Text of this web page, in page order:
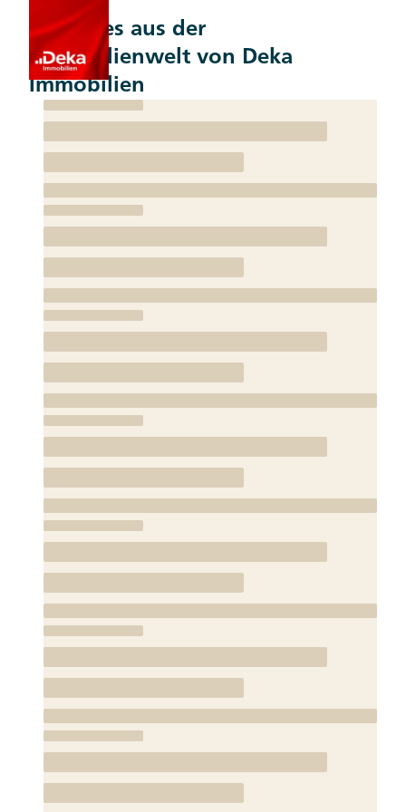
Aktuelles aus der
Immobilienwelt von Deka
Immobilien